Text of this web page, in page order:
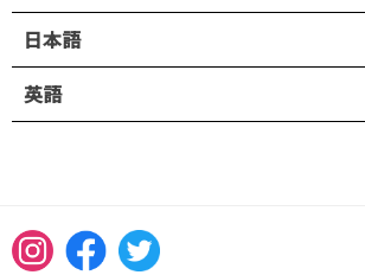
日本語
英語
InstagramFacebookTwitter